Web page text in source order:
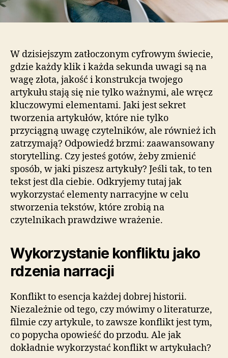
W dzisiejszym zatłoczonym cyfrowym świecie,
gdzie każdy klik i każda sekunda uwagi są na
wagę złota, jakość i konstrukcja twojego
artykułu stają się nie tylko ważnymi, ale wręcz
kluczowymi elementami. Jaki jest sekret
tworzenia artykułów, które nie tylko
przyciągną uwagę czytelników, ale również ich
zatrzymają? Odpowiedź brzmi: zaawansowany
storytelling. Czy jesteś gotów, żeby zmienić
sposób, w jaki piszesz artykuły? Jeśli tak, to ten
tekst jest dla ciebie. Odkryjemy tutaj jak
wykorzystać elementy narracyjne w celu
stworzenia tekstów, które zrobią na
czytelnikach prawdziwe wrażenie.
Wykorzystanie konfliktu jako
rdzenia narracji
Konflikt to esencja każdej dobrej historii.
Niezależnie od tego, czy mówimy o literaturze,
filmie czy artykule, to zawsze konflikt jest tym,
co popycha opowieść do przodu. Ale jak
dokładnie wykorzystać konflikt w artykułach?